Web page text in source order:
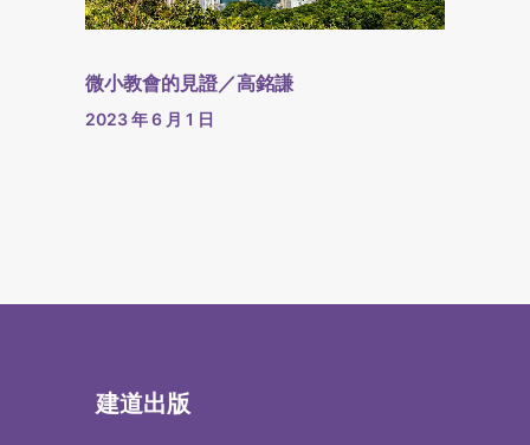
微小教會的見證／高銘謙
2023 年 6 月 1 日
建道出版